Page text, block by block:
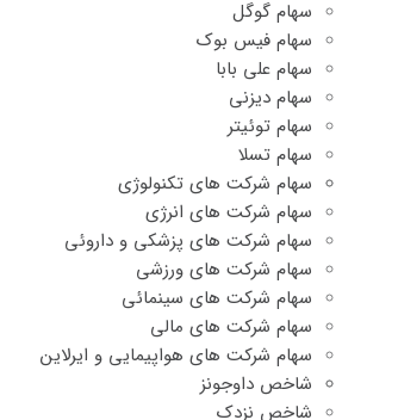
سهام گوگل
سهام فیس بوک
سهام علی بابا
سهام دیزنی
سهام توئیتر
سهام تسلا
سهام شرکت های تکنولوژی
سهام شرکت های انرژی
سهام شرکت های پزشکی و داروئی
سهام شرکت های ورزشی
سهام شرکت های سینمائی
سهام شرکت های مالی
سهام شرکت های هواپیمایی و ایرلاین
شاخص داوجونز
شاخص نزدک